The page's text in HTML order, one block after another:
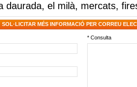
daurada, el milà, mercats,
SOL·LICITAR MÉS INFORMACIÓ PER CORREU
* Consulta